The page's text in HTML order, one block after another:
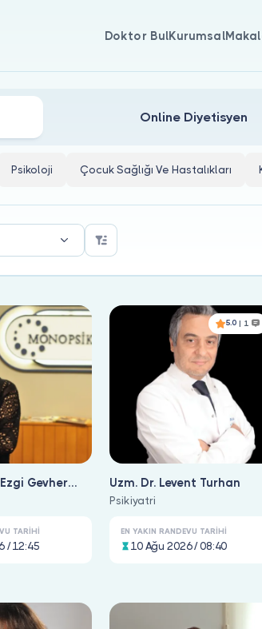
Doktor BulKurumsal
Online Diyetisyen
Psikoloji Çocuk Sağlığı Ve Hastalıkları
Gevher
TARIHI
/ 12:45
5.0 | 1
Uzm. Dr. Levent Turhan
Psikiyatri
EN YAKIN RANDEVU TARIHI
10 Ağu 2026 / 08:40